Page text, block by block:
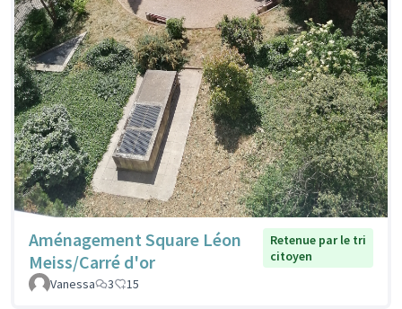
Aménagement Square Léon
Meiss/Carré d'or
Retenue par le tri
citoyen
Vanessa
3 15